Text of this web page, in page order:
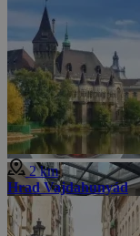
2 km
Hrad Vajdahunyád